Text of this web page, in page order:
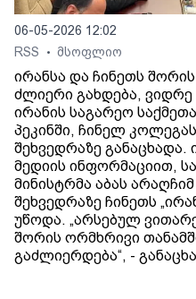
06-05-2026 12:02
RSS
• მსოფლიო
ირანსა და ჩინეთს
ძლიერი გახდება, ვიდრე
ირანის საგარეო
პეკინში, ჩინელ
შეხვედრაზე
მედიის ინფორმაციით,
მინისტრმა აბას
შეხვედრაზე ჩინეთს
უწოდა. „არსებულ
შორის ორმხრივი
გაძლიერდება“, -